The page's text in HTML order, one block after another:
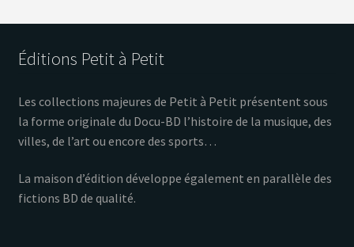
Éditions Petit à Petit
Les collections majeures de Petit à Petit présentent sous
la forme originale du Docu-BD l’histoire de la musique, des
villes, de l’art ou encore des sports…
La maison d’édition développe également en parallèle des
fictions BD de qualité.